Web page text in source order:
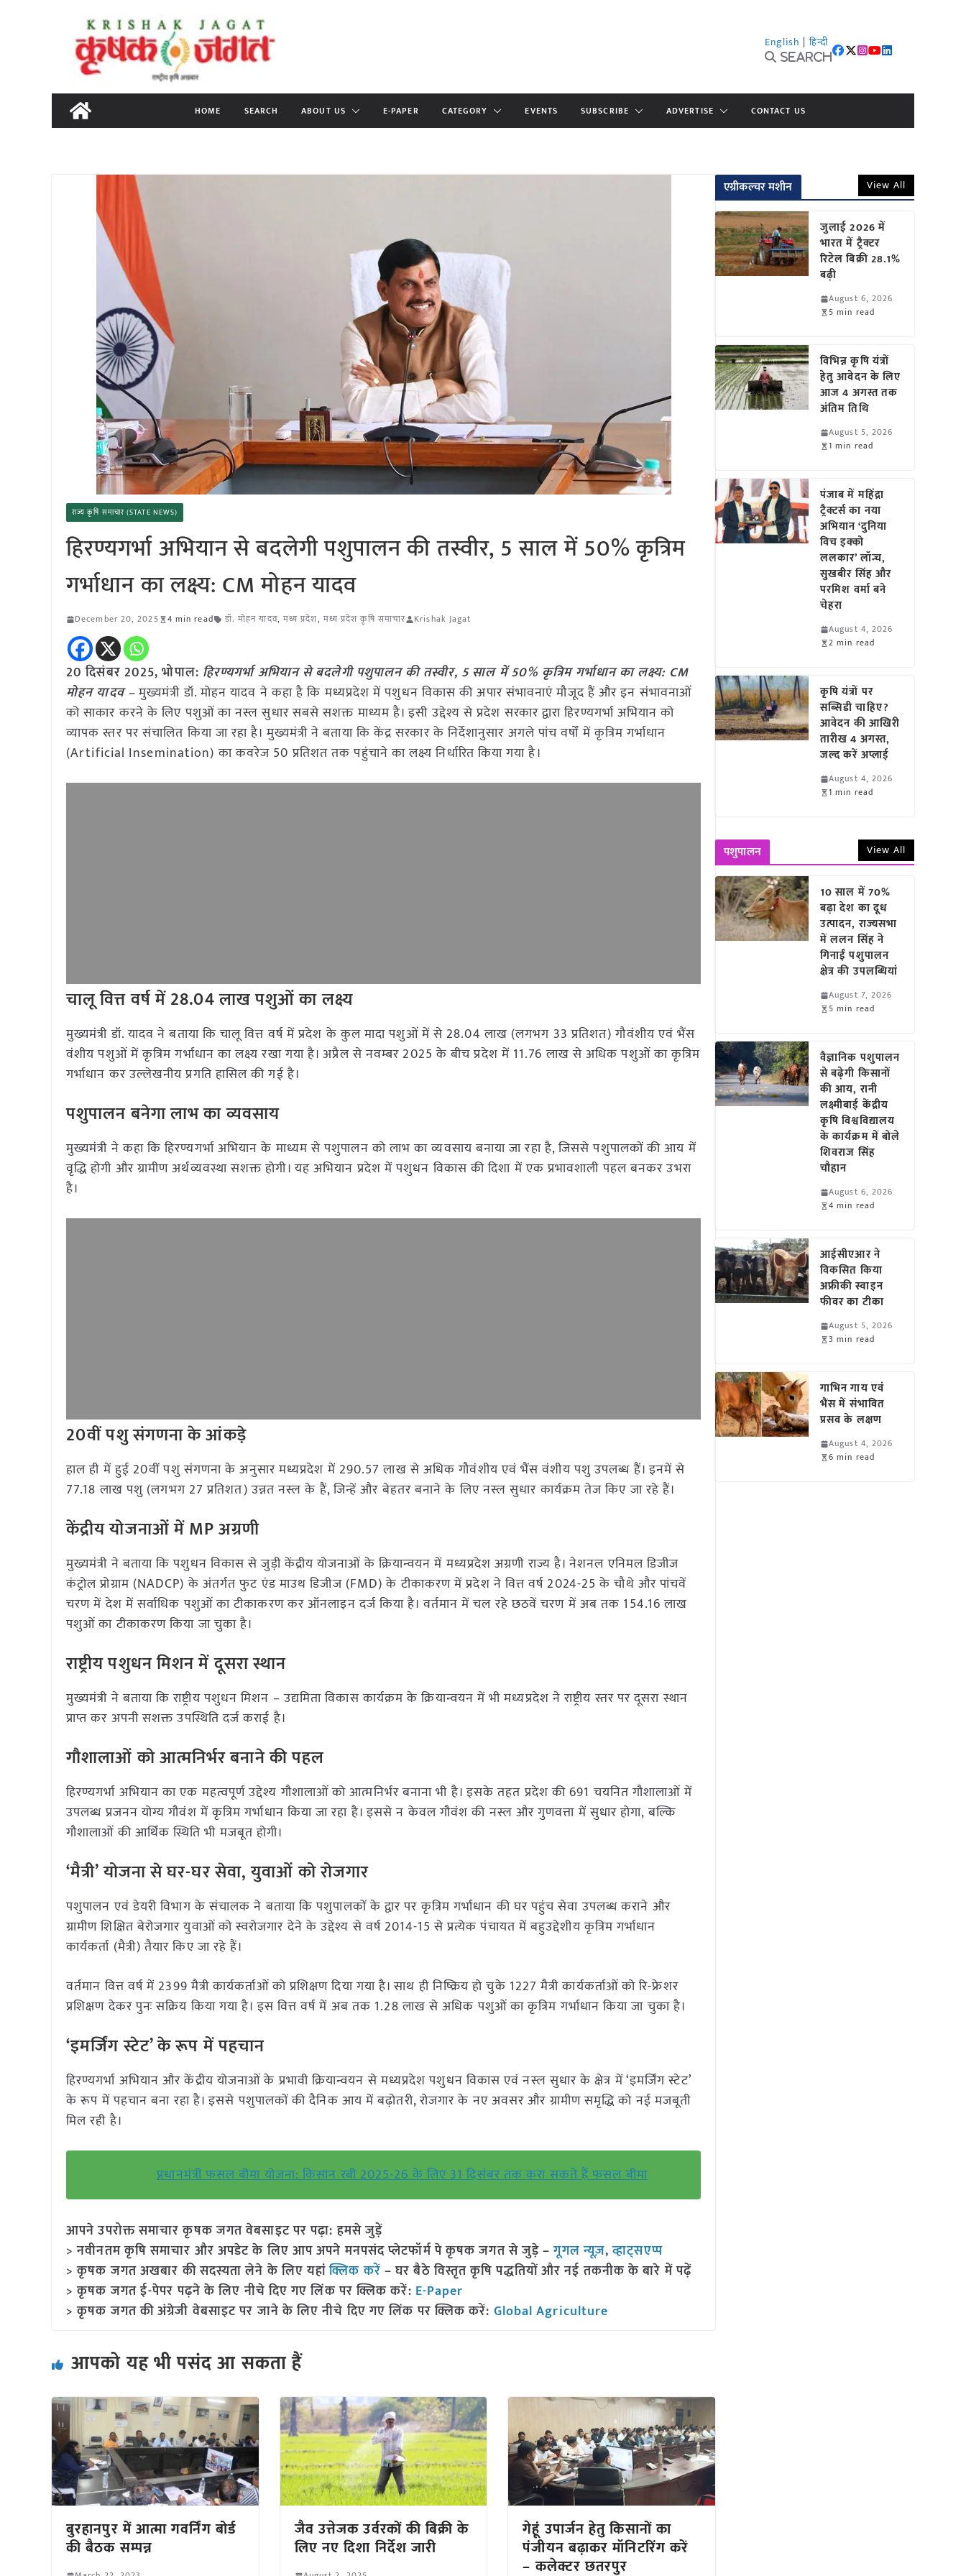
content
English | हिन्दी
Search
HOME SEARCH ABOUT US E-PAPER CATEGORY EVENTS SUBSCRIBE ADVERTISE CONTACT US
राज्य कृषि समाचार (STATE NEWS)
हिरण्यगर्भा अभियान से बदलेगी पशुपालन की तस्वीर, 5 साल में 50% कृत्रिम
गर्भाधान का लक्ष्य: CM मोहन यादव
December 20, 2025 4 min read डॉ. मोहन यादव, मध्य प्रदेश, मध्य प्रदेश कृषि समाचार Krishak Jagat
20 दिसंबर 2025,भोपाल: हिरण्यगर्भा अभियान से बदलेगी पशुपालन की तस्वीर, 5 साल में 50% कृत्रिम गर्भाधान का लक्ष्य: CM
मोहन यादव –मुख्यमंत्री डॉ. मोहन यादव ने कहा है कि मध्यप्रदेश में पशुधन विकास की अपार संभावनाएं मौजूद हैं और इन संभावनाओं
को साकार करने के लिए पशुओं का नस्ल सुधार सबसे सशक्त माध्यम है। इसी उद्देश्य से प्रदेश सरकार द्वारा हिरण्यगर्भा अभियान को
व्यापक स्तर पर संचालित किया जा रहा है। मुख्यमंत्री ने बताया कि केंद्र सरकार के निर्देशानुसार अगले पांच वर्षों में कृत्रिम गर्भाधान
(Artificial Insemination) का कवरेज 50 प्रतिशत तक पहुंचाने का लक्ष्य निर्धारित किया गया है।
चालू वित्त वर्ष में 28.04 लाख पशुओं का लक्ष्य
मुख्यमंत्री डॉ. यादव ने बताया कि चालू वित्त वर्ष में प्रदेश के कुल मादा पशुओं में से 28.04 लाख (लगभग 33 प्रतिशत) गौवंशीय एवं भैंस
वंशीय पशुओं में कृत्रिम गर्भाधान का लक्ष्य रखा गया है। अप्रैल से नवम्बर 2025 के बीच प्रदेश में 11.76 लाख से अधिक पशुओं का कृत्रिम
गर्भाधान कर उल्लेखनीय प्रगति हासिल की गई है।
पशुपालन बनेगा लाभ का व्यवसाय
मुख्यमंत्री ने कहा कि हिरण्यगर्भा अभियान के माध्यम से पशुपालन को लाभ का व्यवसाय बनाया जा रहा है, जिससे पशुपालकों की आय में
वृद्धि होगी और ग्रामीण अर्थव्यवस्था सशक्त होगी। यह अभियान प्रदेश में पशुधन विकास की दिशा में एक प्रभावशाली पहल बनकर उभरा
है।
20वीं पशु संगणना के आंकड़े
हाल ही में हुई 20वीं पशु संगणना के अनुसार मध्यप्रदेश में 290.57 लाख से अधिक गौवंशीय एवं भैंस वंशीय पशु उपलब्ध हैं। इनमें से
77.18 लाख पशु (लगभग 27 प्रतिशत) उन्नत नस्ल के हैं, जिन्हें और बेहतर बनाने के लिए नस्ल सुधार कार्यक्रम तेज किए जा रहे हैं।
केंद्रीय योजनाओं में MP अग्रणी
मुख्यमंत्री ने बताया कि पशुधन विकास से जुड़ी केंद्रीय योजनाओं के क्रियान्वयन में मध्यप्रदेश अग्रणी राज्य है। नेशनल एनिमल डिजीज
कंट्रोल प्रोग्राम (NADCP) के अंतर्गत फुट एंड माउथ डिजीज (FMD) के टीकाकरण में प्रदेश ने वित्त वर्ष 2024-25 के चौथे और पांचवें
चरण में देश में सर्वाधिक पशुओं का टीकाकरण कर ऑनलाइन दर्ज किया है। वर्तमान में चल रहे छठवें चरण में अब तक 154.16 लाख
पशुओं का टीकाकरण किया जा चुका है।
राष्ट्रीय पशुधन मिशन में दूसरा स्थान
मुख्यमंत्री ने बताया कि राष्ट्रीय पशुधन मिशन – उद्यमिता विकास कार्यक्रम के क्रियान्वयन में भी मध्यप्रदेश ने राष्ट्रीय स्तर पर दूसरा स्थान
प्राप्त कर अपनी सशक्त उपस्थिति दर्ज कराई है।
गौशालाओं को आत्मनिर्भर बनाने की पहल
हिरण्यगर्भा अभियान का एक महत्वपूर्ण उद्देश्य गौशालाओं को आत्मनिर्भर बनाना भी है। इसके तहत प्रदेश की 691 चयनित गौशालाओं में
उपलब्ध प्रजनन योग्य गौवंश में कृत्रिम गर्भाधान किया जा रहा है। इससे न केवल गौवंश की नस्ल और गुणवत्ता में सुधार होगा, बल्कि
गौशालाओं की आर्थिक स्थिति भी मजबूत होगी।
‘मैत्री’ योजना से घर-घर सेवा, युवाओं को रोजगार
पशुपालन एवं डेयरी विभाग के संचालक ने बताया कि पशुपालकों के द्वार पर कृत्रिम गर्भाधान की घर पहुंच सेवा उपलब्ध कराने और
ग्रामीण शिक्षित बेरोजगार युवाओं को स्वरोजगार देने के उद्देश्य से वर्ष 2014-15 से प्रत्येक पंचायत में बहुउद्देशीय कृत्रिम गर्भाधान
कार्यकर्ता (मैत्री) तैयार किए जा रहे हैं।
वर्तमान वित्त वर्ष में 2399 मैत्री कार्यकर्ताओं को प्रशिक्षण दिया गया है। साथ ही निष्क्रिय हो चुके 1227 मैत्री कार्यकर्ताओं को रि-फ्रेशर
प्रशिक्षण देकर पुनः सक्रिय किया गया है। इस वित्त वर्ष में अब तक 1.28 लाख से अधिक पशुओं का कृत्रिम गर्भाधान किया जा चुका है।
‘इमर्जिंग स्टेट’ के रूप में पहचान
हिरण्यगर्भा अभियान और केंद्रीय योजनाओं के प्रभावी क्रियान्वयन से मध्यप्रदेश पशुधन विकास एवं नस्ल सुधार के क्षेत्र में ‘इमर्जिंग स्टेट’
के रूप में पहचान बना रहा है। इससे पशुपालकों की दैनिक आय में बढ़ोतरी, रोजगार के नए अवसर और ग्रामीण समृद्धि को नई मजबूती
मिल रही है।
प्रधानमंत्री फसल बीमा योजना: किसान रबी 2025-26 के लिए 31 दिसंबर तक करा सकते हैं फसल बीमा
आपने उपरोक्त समाचार कृषक जगत वेबसाइट पर पढ़ा: हमसे जुड़ें
> नवीनतम कृषि समाचार और अपडेट के लिए आप अपने मनपसंद प्लेटफॉर्म पे कृषक जगत से जुड़े –गूगल न्यूज़,व्हाट्सएप्प
> कृषक जगत अखबार की सदस्यता लेने के लिए यहांक्लिक करें – घर बैठे विस्तृत कृषि पद्धतियों और नई तकनीक के बारे में पढ़ें
> कृषक जगत ई-पेपर पढ़ने के लिए नीचे दिए गए लिंक पर क्लिक करें: E-Paper
> कृषक जगत की अंग्रेजी वेबसाइट पर जाने के लिए नीचे दिए गए लिंक पर क्लिक करें: Global Agriculture
आपको यह भी पसंद आ सकता हैं
बुरहानपुर में आत्मा गवर्निंग बोर्ड
की बैठक सम्पन्न
जैव उत्तेजक उर्वरकों की बिक्री के
लिए नए दिशा निर्देश जारी
गेहूं उपार्जन हेतु किसानों का
पंजीयन बढ़ाकर मॉनिटरिंग करें
– कलेक्टर छतरपुर
एग्रीकल्चर मशीन View All
जुलाई 2026 में
भारत में ट्रैक्टर
रिटेल बिक्री 28.1%
बढ़ी
August 6, 2026
5 min read
विभिन्न कृषि यंत्रों
हेतु आवेदन के लिए
आज 4 अगस्त तक
अंतिम तिथि
August 5, 2026
1 min read
पंजाब में महिंद्रा
ट्रैक्टर्स का नया
अभियान ‘दुनिया
विच इक्को
ललकार’ लॉन्च,
सुखबीर सिंह और
परमिश वर्मा बने
चेहरा
August 4, 2026
2 min read
कृषि यंत्रों पर
सब्सिडी चाहिए?
आवेदन की आखिरी
तारीख 4 अगस्त,
जल्द करें अप्लाई
August 4, 2026
1 min read
पशुपालन View All
10 साल में 70%
बढ़ा देश का दूध
उत्पादन, राज्यसभा
में ललन सिंह ने
गिनाईं पशुपालन
क्षेत्र की उपलब्धियां
August 7, 2026
5 min read
वैज्ञानिक पशुपालन
से बढ़ेगी किसानों
की आय, रानी
लक्ष्मीबाई केंद्रीय
कृषि विश्वविद्यालय
के कार्यक्रम में बोले
शिवराज सिंह
चौहान
August 6, 2026
4 min read
आईसीएआर ने
विकसित किया
अफ्रीकी स्वाइन
फीवर का टीका
August 5, 2026
3 min read
गाभिन गाय एवं
भैंस में संभावित
प्रसव के लक्षण
August 4, 2026
6 min read